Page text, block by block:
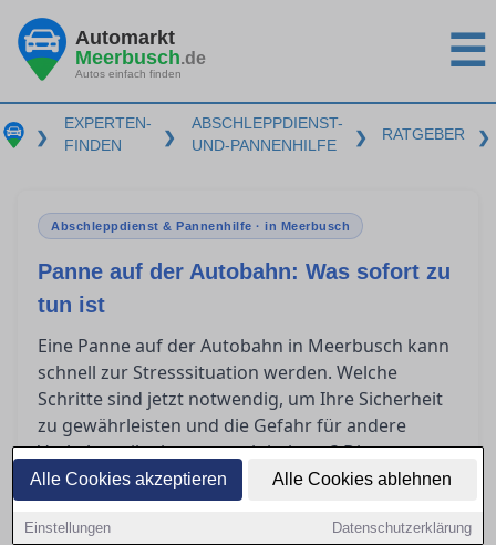
Alle Cookies akzeptieren Alle Cookies ablehnen
Einstellungen Datenschutzerklärung
Automarkt
Meerbusch.de
Autos einfach finden ☰
❯
EXPERTEN-
FINDEN
❯
ABSCHLEPPDIENST-
UND-PANNENHILFE
❯ RATGEBER ❯
Abschleppdienst & Pannenhilfe · in Meerbusch
Panne auf der Autobahn: Was sofort zu
tun ist
Eine Panne auf der Autobahn in Meerbusch kann
schnell zur Stresssituation werden. Welche
Schritte sind jetzt notwendig, um Ihre Sicherheit
zu gewährleisten und die Gefahr für andere
Verkehrsteilnehmer zu minimieren? Dieser
Leitfaden bietet Ihnen Orientierung, ob Sie selbst
eingreifen können oder professionelle Hilfe
erforderlich ist, und erklärt die Bedeutung von